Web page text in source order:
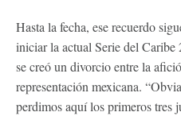
Hasta la fecha, ese recuerdo
iniciar la actual Serie del Caribe
se creó un divorcio entre la
representación mexicana.
perdimos aquí los primeros tres